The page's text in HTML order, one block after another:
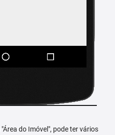
do Imóvel", pode ter vários